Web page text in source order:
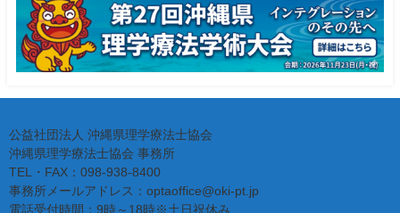
公益社団法人 沖縄県理学療法士協会
沖縄県理学療法士協会 事務所
TEL・FAX：098-938-8400
事務所メールアドレス：optaoffice@oki-pt.jp
電話受付時間：9時～18時※土日祝休み